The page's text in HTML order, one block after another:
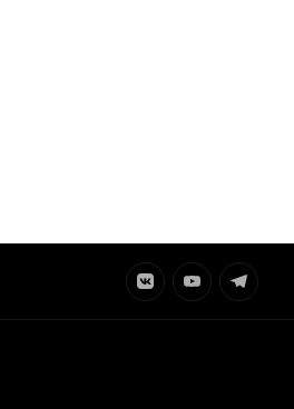
ЭлементЭлементЭлемент